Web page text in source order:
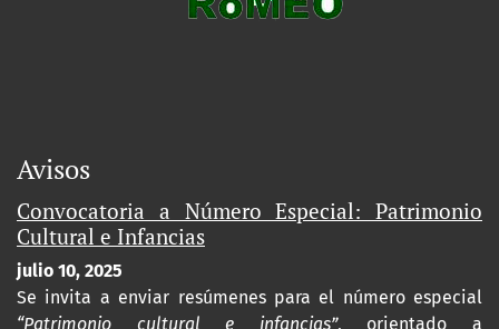
Avisos
Convocatoria a Número Especial: Patrimonio
Cultural e Infancias
julio 10, 2025
Se invita a enviar resúmenes para el número especial
“Patrimonio cultural e infancias”, orientado a